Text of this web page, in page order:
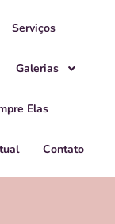
Serviços
Galerias
Elas
Contato